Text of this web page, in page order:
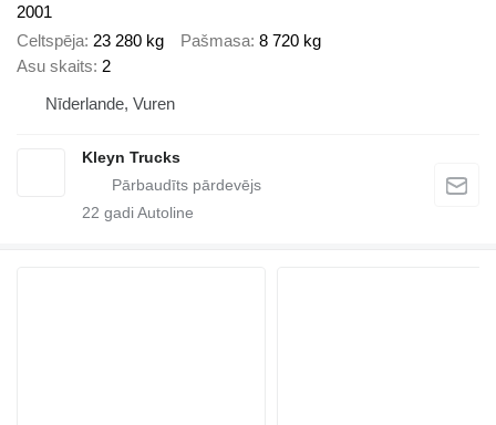
2001
Celtspēja 23 280 kg Pašmasa 8 720 kg
Asu skaits 2
Nīderlande, Vuren
Kleyn Trucks
22 gadi Autoline